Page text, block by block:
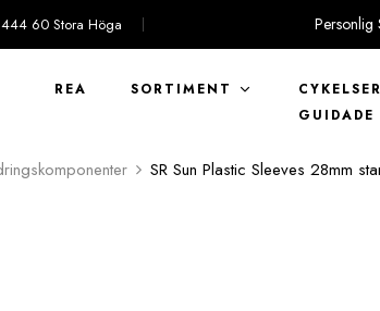
60 Stora Höga Personlig
REA SORTIMENT
GUIDADE
SR Sun Plastic Sleeves 28mm